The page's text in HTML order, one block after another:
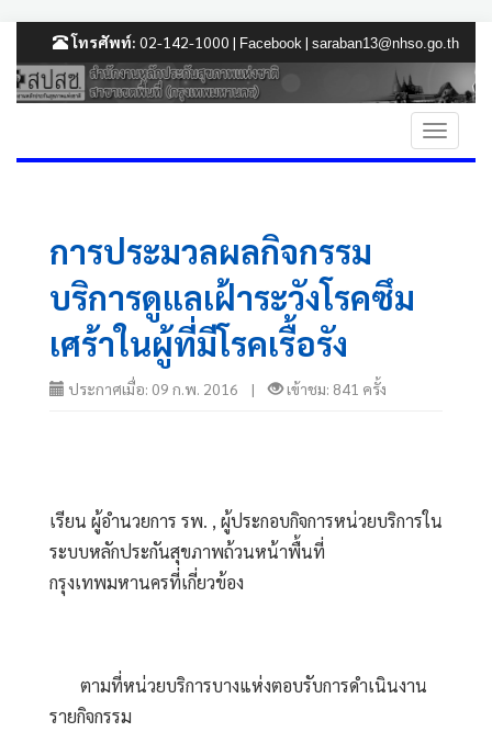
โทรศัพท์: 02-142-1000 | Facebook | saraban13@nhso.go.th
การประมวลผลกิจกรรม
บริการดูแลเฝ้าระวังโรคซึม
เศร้าในผู้ที่มีโรคเรื้อรัง
ประกาศเมื่อ: 09 ก.พ. 2016 | เข้าชม: 841 ครั้ง
เรียน ผู้อำนวยการ รพ. , ผู้ประกอบกิจการหน่วยบริการใน
ระบบหลักประกันสุขภาพถ้วนหน้าพื้นที่
กรุงเทพมหานครที่เกี่ยวข้อง
ตามที่หน่วยบริการบางแห่งตอบรับการดำเนินงาน
รายกิจกรรม